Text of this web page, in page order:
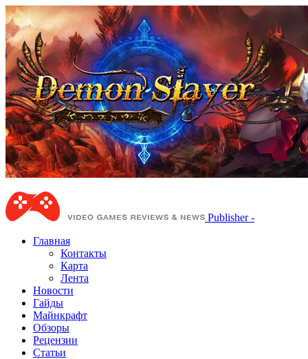
Publisher -
Главная
Контакты
Карта
Лента
Новости
Гайды
Майнкрафт
Обзоры
Рецензии
Статьи